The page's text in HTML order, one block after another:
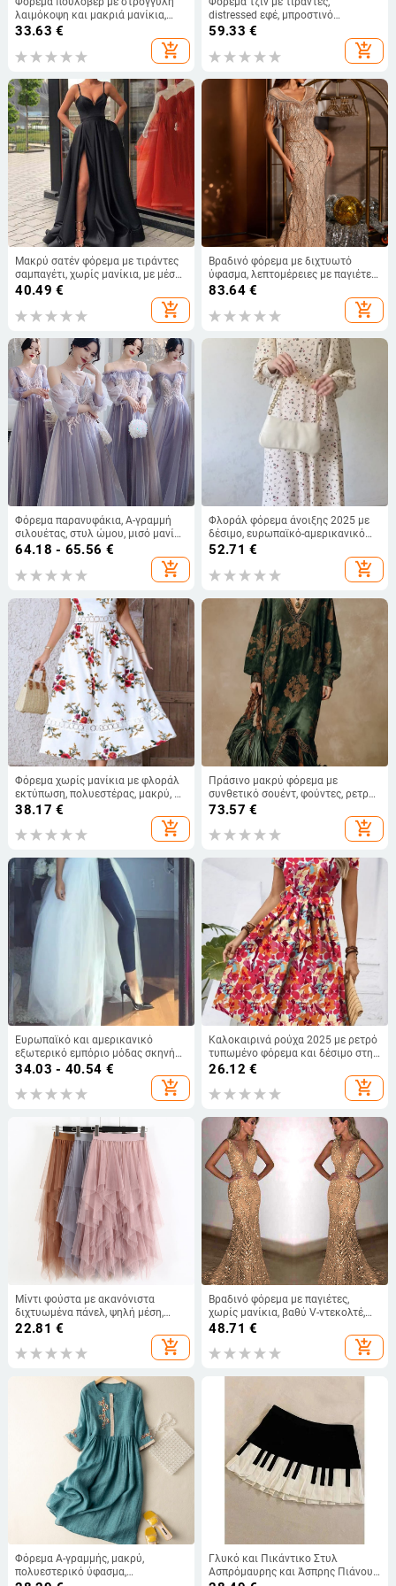
λαιμόκοψη και μακριά μανίκια,
κόκκινο, πολύχρωμο, φυτικό
τριαντάφυλλο, ψηφιακή εκτύπωση,
WD26
33.63 €
add_shopping_cart
distressed εφέ, μπροστινό
κούμπωμα με κουμπιά, μεσαίο
59.33 €
add_shopping_cart
Μακρύ σατέν φόρεμα με τιράντες
σαμπαγέτι, χωρίς μανίκια, με μέση
στη μέση και μικρή ουρά
40.49 €
add_shopping_cart
Βραδινό φόρεμα με διχτυωτό
ύφασμα, λεπτομέρειες με παγιέτες
και φουντάκια, βαθύ V-λαιμό,
83.64€
add_shopping_cart
Φόρεμα παρανυφάκια, Α-γραμμή
σιλουέτας, στυλ ώμου, μισό μανίκι,
μακρύ φόρεμα
64.18 - 65.56 €
add_shopping_cart
Φλοράλ φόρεμα άνοιξης 2025 με
δέσιμο, ευρωπαϊκό-αμερικανικό
στυλ, μακριά μανίκια, χαλαρή
52.71 €
add_shopping_cart
Φόρεμα χωρίς μανίκια με φλοράλ
εκτύπωση, πολυεστέρας, μακρύ, σε
μεγαλύτερο μέγεθος, στυλ
38.17 €
add_shopping_cart
Πράσινο μακρύ φόρεμα με
συνθετικό σουέντ, φούντες, ρετρό
σιλουέτα και εκτύπωση
73.57 €
add_shopping_cart
Ευρωπαϊκό και αμερικανικό
εξωτερικό εμπόριο μόδας σκηνής
κοστούμι ελαστική μέση φούστα
από πλέγμα με μεταξωτή φούστα
ψηλή μέση φούστα από γάζα
34.03 - 40.54 €
add_shopping_cart
Καλοκαιρινά ρούχα 2025 με ρετρό
τυπωμένο φόρεμα και δέσιμο στη
μέση, φούστα θαλάσσης
26.12 €
add_shopping_cart
Μίντι φούστα με ακανόνιστα
διχτυωμένα πάνελ, ψηλή μέση,
μονόχρωμη
22.81 €
add_shopping_cart
Βραδινό φόρεμα με παγιέτες,
χωρίς μανίκια, βαθύ V-ντεκολτέ,
γραμμή γοργόνας, ύφασμα
48.71 €
add_shopping_cart
Φόρεμα Α-γραμμής, μακρύ,
πολυεστερικό ύφασμα,
Γλυκό και Πικάντικο Στυλ
Ασπρόμαυρης και Άσπρης Πιάνου